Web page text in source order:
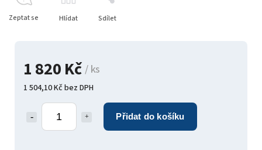
1 820 Kč/ ks
1 504,10 Kč bez DPH
Přidat do košíku
Zeptat se Hlídat Sdílet